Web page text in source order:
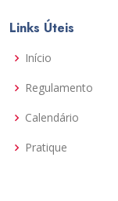
Links Úteis
Início
Regulamento
Calendário
Pratique